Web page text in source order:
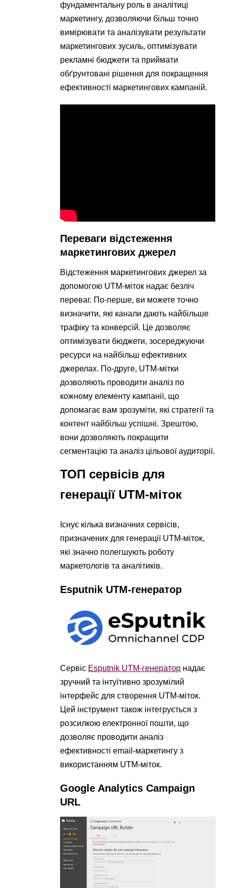
фундаментальну роль в аналітиці
маркетингу, дозволяючи більш точно
вимірювати та аналізувати результати
маркетингових зусиль, оптимізувати
рекламні бюджети та приймати
обґрунтовані рішення для покращення
ефективності маркетингових кампаній.
Переваги відстеження
маркетингових джерел
Відстеження маркетингових джерел за
допомогою UTM-міток надає безліч
переваг. По-перше, ви можете точно
визначити, які канали дають найбільше
трафіку та конверсій. Це дозволяє
оптимізувати бюджети, зосереджуючи
ресурси на найбільш ефективних
джерелах. По-друге, UTM-мітки
дозволяють проводити аналіз по
кожному елементу кампанії, що
допомагає вам зрозуміти, які стратегії та
контент найбільш успішні. Зрештою,
вони дозволяють покращити
сегментацію та аналіз цільової аудиторії.
ТОП сервісів для
генерації UTM-міток
Існує кілька визначних сервісів,
призначених для генерації UTM-міток,
які значно полегшують роботу
маркетологів та аналітиків.
Esputnik UTM-генератор
Сервіс Esputnik UTM-генератор надає
зручний та інтуїтивно зрозумілий
інтерфейс для створення UTM-міток.
Цей інструмент також інтегрується з
розсилкою електронної пошти, що
дозволяє проводити аналіз
ефективності email-маркетингу з
використанням UTM-міток.
Google Analytics Campaign
URL